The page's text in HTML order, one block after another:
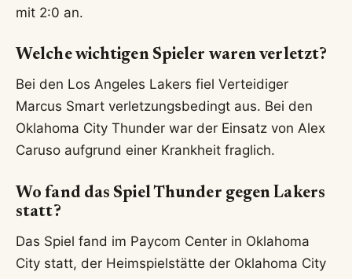
mit 2:0 an.
Welche wichtigen Spieler waren verletzt?
Bei den Los Angeles Lakers fiel Verteidiger
Marcus Smart verletzungsbedingt aus. Bei den
Oklahoma City Thunder war der Einsatz von Alex
Caruso aufgrund einer Krankheit fraglich.
Wo fand das Spiel Thunder gegen Lakers
statt?
Das Spiel fand im Paycom Center in Oklahoma
City statt, der Heimspielstätte der Oklahoma City